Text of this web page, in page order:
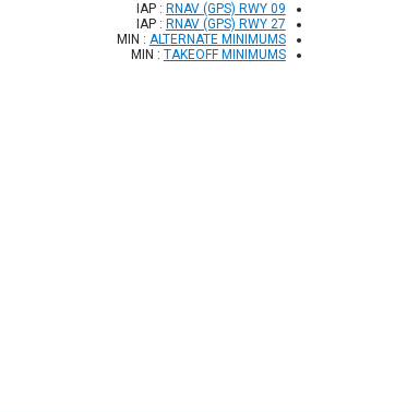
IAP : RNAV (GPS) RWY 09
IAP : RNAV (GPS) RWY 27
MIN : ALTERNATE MINIMUMS
MIN : TAKEOFF MINIMUMS